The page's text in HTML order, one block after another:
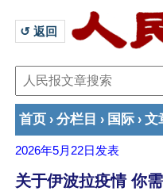
↺ 返回
首页 › 分栏目 › 国际 › 文
2026年5月22日 发表
关于伊波拉疫情 你